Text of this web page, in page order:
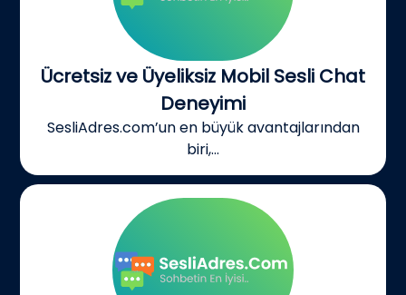
Ücretsiz ve Üyeliksiz Mobil Sesli Chat
Deneyimi
SesliAdres.com’un en büyük avantajlarından
biri,...